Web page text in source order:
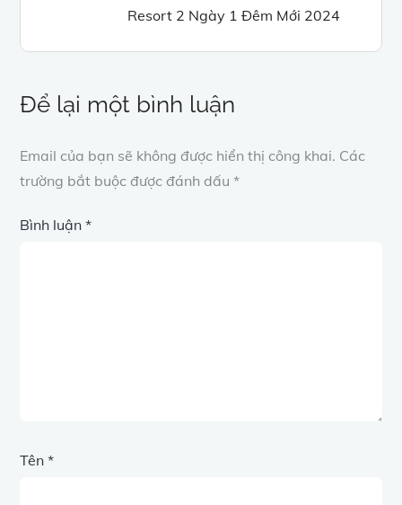
viết
Resort 2 Ngày 1 Đêm Mới 2024
Để lại một bình luận
Email của bạn sẽ không được hiển thị công khai. Các
trường bắt buộc được đánh dấu*
Bình luận*
Tên*